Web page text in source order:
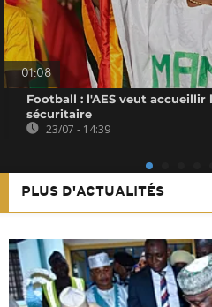
01:08
Football : l'AES veut accueillir
sécuritaire
23/07 - 14:39
PLUS D'ACTUALITÉS